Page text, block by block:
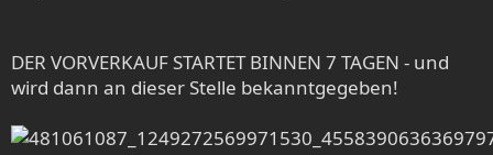
DER VORVERKAUF STARTET BINNEN 7 TAGEN - und
wird dann an dieser Stelle bekanntgegeben!